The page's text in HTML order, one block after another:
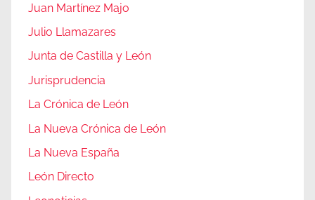
Juan Martínez Majo
Julio Llamazares
Junta de Castilla y León
Jurisprudencia
La Crónica de León
La Nueva Crónica de León
La Nueva España
León Directo